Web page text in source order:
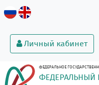
Личный кабинет
ФЕДЕРАЛЬНОЕ
ФЕДЕРАЛЬНЫЙ